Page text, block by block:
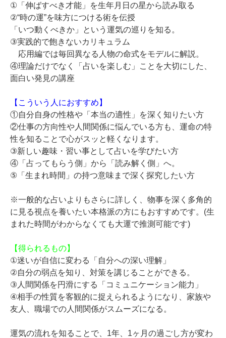
①「伸ばすべき才能」を生年月日の星から読み取る
②“時の運”を味方につける術を伝授
「いつ動くべきか」という運気の巡りを知る。
③実践的で飽きないカリキュラム
応用編では毎回異なる人物の命式をモデルに解説。
④理論だけでなく「占いを楽しむ」ことを大切にした、
面白い発見の講座
【こういう人におすすめ】
①自分自身の性格や「本当の適性」を深く知りたい方
②仕事の方向性や人間関係に悩んでいる方も、運命の特
性を知ることで心がスッと軽くなります。
③新しい趣味・習い事として占いを学びたい方
④「占ってもらう側」から「読み解く側」へ。
⑤「生まれ時間」の持つ意味まで深く探究したい方
※一般的な占いよりもさらに詳しく、物事を深く多角的
に見る視点を養いたい本格派の方にもおすすめです。(生
まれた時間がわからなくても大運で推測可能です)
【得られるもの】
①迷いが自信に変わる「自分への深い理解」
②自分の弱点を知り、対策を講じることができる。
③人間関係を円滑にする「コミュニケーション能力」
④相手の性質を客観的に捉えられるようになり、家族や
友人、職場での人間関係がスムーズになる。
運気の流れを知ることで、1年、1ヶ月の過ごし方が変わ